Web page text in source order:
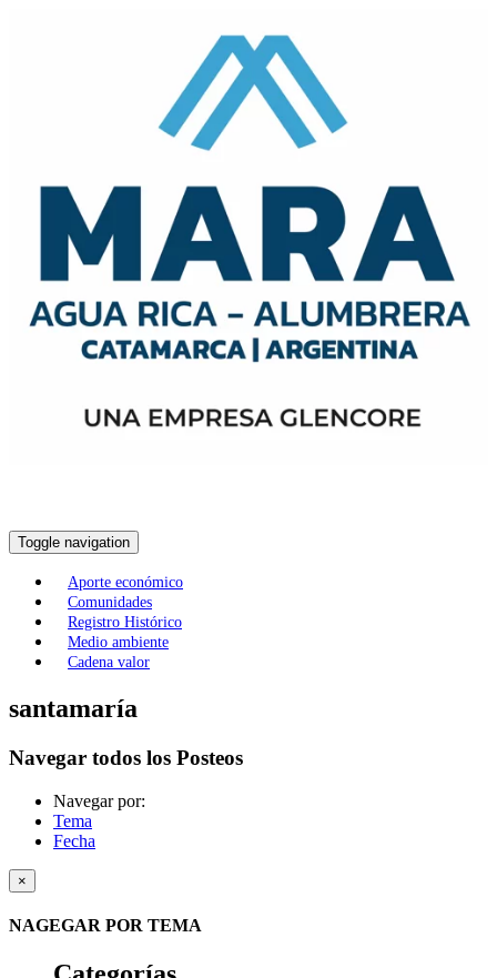
Toggle navigation
Aporte económico
Comunidades
Registro Histórico
Medio ambiente
Cadena valor
santamaría
Navegar todos los Posteos
Navegar por:
Tema
Fecha
×
NAGEGAR POR TEMA